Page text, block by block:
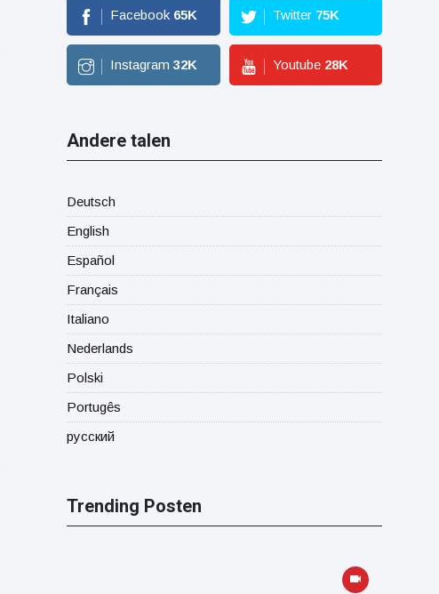
Facebook 65K Twitter 75K
Instagram 32K Youtube 28K
Andere talen
Deutsch
English
Español
Français
Italiano
Nederlands
Polski
Portugês
русский
Trending Posten